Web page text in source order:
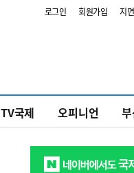
로그인 회원가입 지
TV국제 오피니언